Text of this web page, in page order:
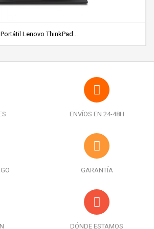
Portátil Lenovo ThinkPad...
ENVÍOS EN 24-48H
GARANTÍA
DÓNDE ESTAMOS